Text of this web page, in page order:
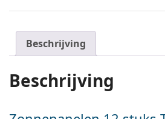
Beschrijving
Beschrijving